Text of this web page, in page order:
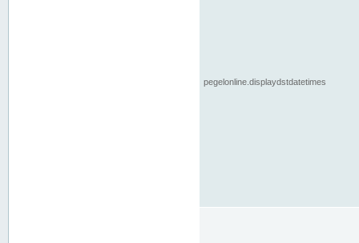
pegelonline.displaydstdatetimes